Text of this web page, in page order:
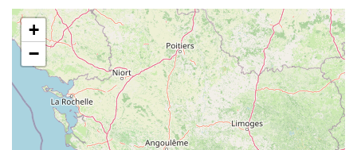
+
−